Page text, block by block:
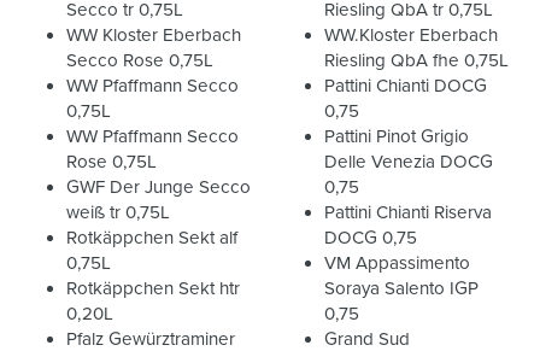
Secco tr 0,75L
WW Kloster Eberbach
Secco Rose 0,75L
WW Pfaffmann Secco
0,75L
WW Pfaffmann Secco
Rose 0,75L
GWF Der Junge Secco
weiß tr 0,75L
Rotkäppchen Sekt alf
0,75L
Rotkäppchen Sekt htr
0,20L
Pfalz Gewürztraminer
Riesling QbA tr 0,75L
WW.Kloster Eberbach
Riesling QbA fhe 0,75L
Pattini Chianti DOCG
0,75
Pattini Pinot Grigio
Delle Venezia DOCG
0,75
Pattini Chianti Riserva
DOCG 0,75
VM Appassimento
Soraya Salento IGP
0,75
Grand Sud